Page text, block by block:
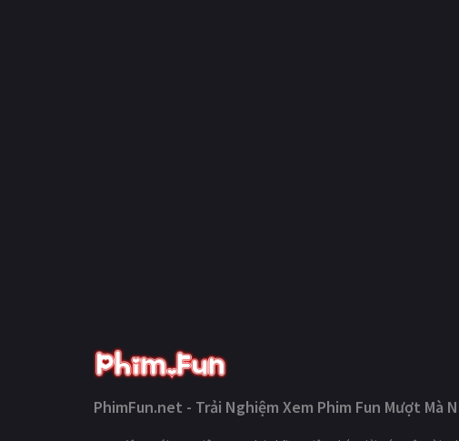
PhimFun.net - Trải Nghiệm Xem Phim Fun Mượt Mà